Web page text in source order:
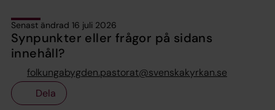
Senast ändrad 16 juli 2026
Synpunkter eller frågor på sidans
innehåll?
folkungabygden.pastorat@svenskakyrkan.se
Dela